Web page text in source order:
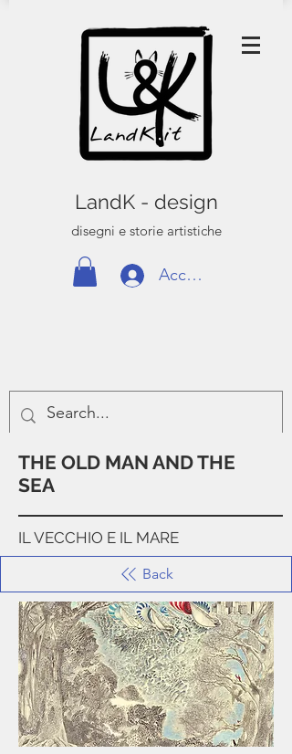
LandK - design
disegni e storie artistiche
Accedi
THE OLD MAN AND THE
SEA
IL VECCHIO E IL MARE
Back